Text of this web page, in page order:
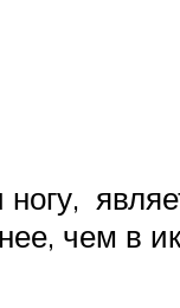
чем в